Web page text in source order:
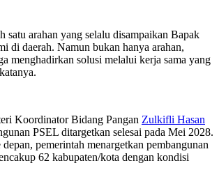
satu arahan yang selalu disampaikan Bapak
di daerah. Namun bukan hanya arahan,
menghadirkan solusi melalui kerja sama yang
Koordinator Bidang Pangan Zulkifli Hasan
PSEL ditargetkan selesai pada Mei 2028.
pemerintah menargetkan pembangunan
62 kabupaten/kota dengan kondisi